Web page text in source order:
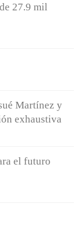
27.9 mil
Martínez y
exhaustiva
el futuro